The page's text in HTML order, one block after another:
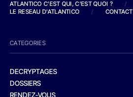
ATLANTICO C'EST QUI, C'EST QUOI ?
/
LE RESEAU D'ATLANTICO
/ CONTACT
CATEGORIES
DECRYPTAGES
DOSSIERS
RENDEZ-VOUS